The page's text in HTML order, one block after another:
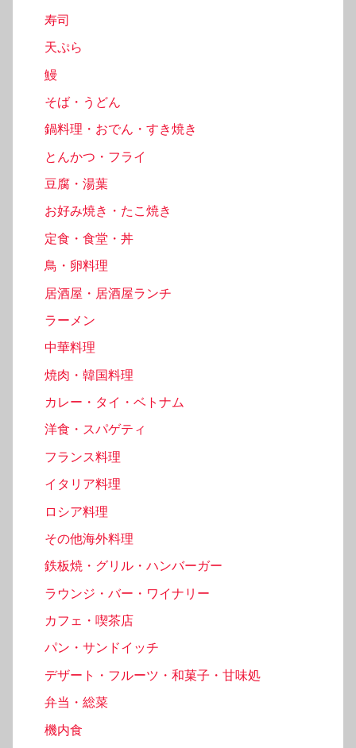
寿司
天ぷら
鰻
そば・うどん
鍋料理・おでん・すき焼き
とんかつ・フライ
豆腐・湯葉
お好み焼き・たこ焼き
定食・食堂・丼
鳥・卵料理
居酒屋・居酒屋ランチ
ラーメン
中華料理
焼肉・韓国料理
カレー・タイ・ベトナム
洋食・スパゲティ
フランス料理
イタリア料理
ロシア料理
その他海外料理
鉄板焼・グリル・ハンバーガー
ラウンジ・バー・ワイナリー
カフェ・喫茶店
パン・サンドイッチ
デザート・フルーツ・和菓子・甘味処
弁当・総菜
機内食